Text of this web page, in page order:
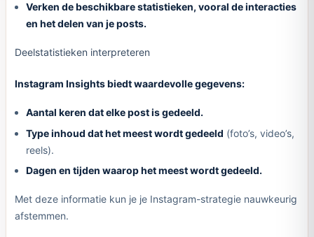
Verken de beschikbare statistieken, vooral de interacties
en het delen van je posts.
Deelstatistieken interpreteren
Instagram Insights biedt waardevolle gegevens:
Aantal keren dat elke post is gedeeld.
Type inhoud dat het meest wordt gedeeld (foto’s, video’s,
reels).
Dagen en tijden waarop het meest wordt gedeeld.
Met deze informatie kun je je Instagram-strategie nauwkeurig
afstemmen.